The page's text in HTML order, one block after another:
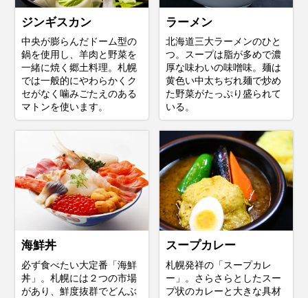
ジンギスカン
中央が膨らんだドーム型の
鍋を使用し、羊肉と野菜を
一緒に焼く郷土料理。札幌
では一般的にやわらかくク
セがなく噛みごたえのある
マトンを使います。
ラーメン
北海道三大ラーメンのひと
つ。スープは脂が多めで濃
厚な味わいの味噌味。麺は
黄色い中太ちぢれ麺で炒め
た野菜がたっぷり盛られて
いる。
海鮮丼
必ず食べたい大定番「海鮮
丼」。札幌には２つの市場
があり、鮮度抜群でどんぶ
スープカレー
札幌発祥の「スープカレ
ー」。さらさらとしたスー
プ状のカレーと大きな具材